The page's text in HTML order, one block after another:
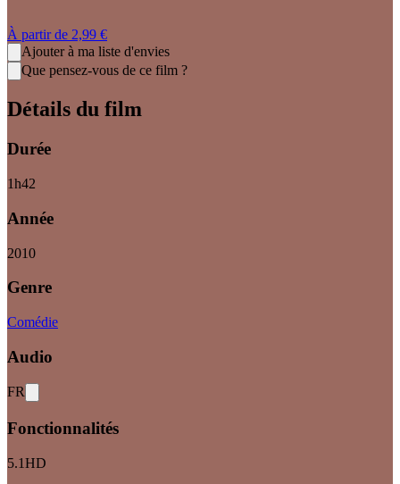
À partir de 2,99 €
Ajouter à ma liste d'envies
Que pensez-vous de ce film ?
Détails du film
Durée
1h42
Année
2010
Genre
Comédie
Audio
FR
Fonctionnalités
5.1HD